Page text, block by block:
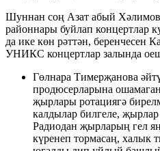
Шуннан соң Азат абый Хәлимов
районнары буйлап концертлар
да ике көн рәттән, беренчесен
УНИКС концертлар залында
Гөлнара Тимерҗанова
продюсерларына
җырлары ротациягә
калдылар билгеле,
Радиодан җырларың гел
күренеп тормасаң, халык